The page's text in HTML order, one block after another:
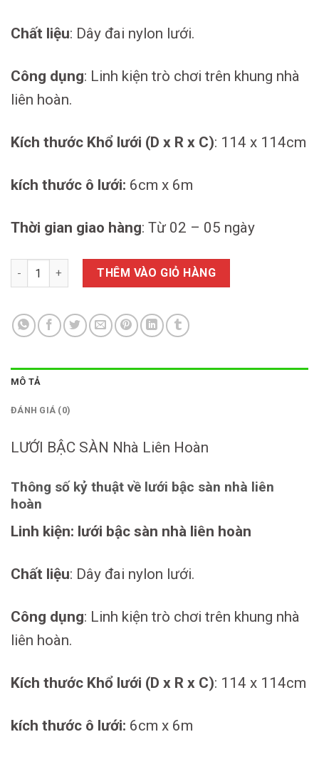
Chất liệu: Dây đai nylon lưới.
Công dụng: Linh kiện trò chơi trên khung nhà
liên hoàn.
Kích thước Khổ lưới (D x R x C): 114 x 114cm
kích thước ô lưới: 6cm x 6m
Thời gian giao hàng: Từ 02 – 05 ngày
LƯỚI BẬC SÀN Nhà Liên Hoàn số lượng
THÊM VÀO GIỎ HÀNG
MÔ TẢ
ĐÁNH GIÁ (0)
LƯỚI BẬC SÀN Nhà Liên Hoàn
Thông số kỷ thuật về lưới bậc sàn nhà liên
hoàn
Linh kiện: lưới bậc sàn nhà liên hoàn
Chất liệu: Dây đai nylon lưới.
Công dụng: Linh kiện trò chơi trên khung nhà
liên hoàn.
Kích thước Khổ lưới (D x R x C): 114 x 114cm
kích thước ô lưới: 6cm x 6m